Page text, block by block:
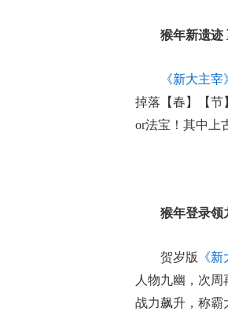
猴年新遗迹
《新大主宰
掉落【春】【节
or法宝！其中上
猴年登录领
贺岁版 《新
人物九幽，次
战力飙升，称霸